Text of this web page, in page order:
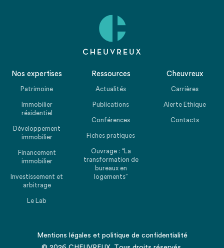
Nos expertises
Patrimoine
Immobilier
résidentiel
Développement
immobilier
Financement
immobilier
Investissement et
arbitrage
Le Lab
Ressources
Actualités
Publications
Conférences
Fiches pratiques
Ouvrage : “La
transformation de
bureaux en
logements”
Cheuvreux
Carrières
Alerte Ethique
Contacts
Mentions légales et politique de confidentialité